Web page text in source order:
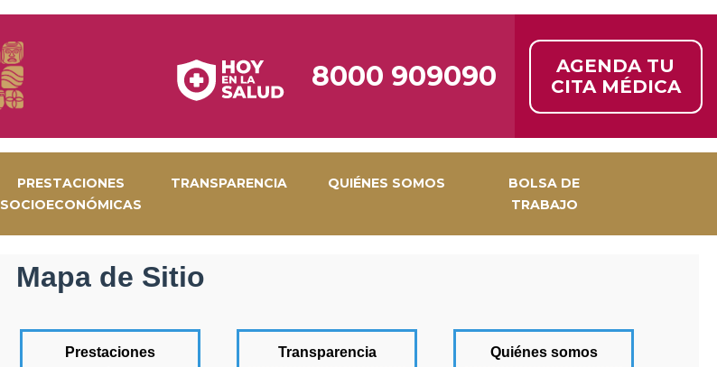
8000 909090
AGENDA TU
CITA MÉDICA
PRESTACIONES
SOCIOECONÓMICAS
TRANSPARENCIA QUIÉNES SOMOS
BOLSA DE
TRABAJO
Mapa de Sitio
Prestaciones
Transparencia Quiénes somos